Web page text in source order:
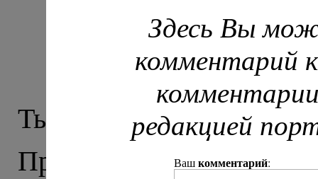
Крестный ход:
Тырныауз –
Приэльбрусье
Здесь Вы
комментарий
редакцией
Вашкомментарий: